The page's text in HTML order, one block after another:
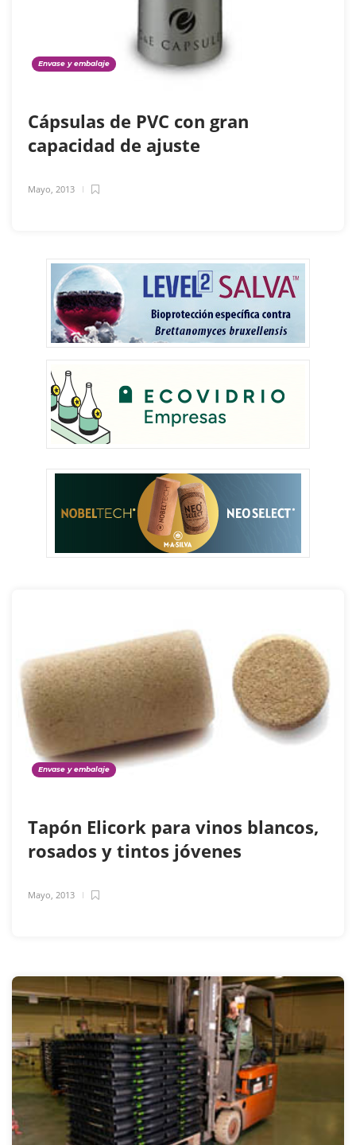
Envase y embalaje
Cápsulas de PVC con gran
capacidad de ajuste
Mayo, 2013
Envase y embalaje
Tapón Elicork para vinos blancos,
rosados y tintos jóvenes
Mayo, 2013